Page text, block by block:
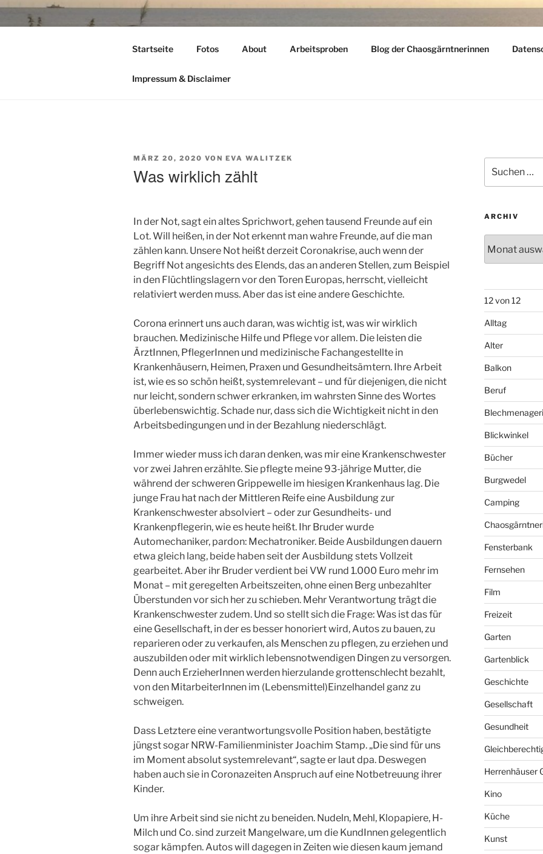
Zum
TIME TO FLY
Startseite Fotos About Arbeitsproben Blog der Chaosgärntnerinnen
Impressum & Disclaimer
VERÖFFENTLICHT
MÄRZ 20, 2020 VON EVA WALITZEK
Was wirklich zählt
In der Not, sagt ein altes Sprichwort, gehen tausend Freunde auf ein
Lot. Will heißen, in der Not erkennt man wahre Freunde, auf die man
zählen kann. Unsere Not heißt derzeit Coronakrise, auch wenn der
Begriff Not angesichts des Elends, das an anderen Stellen, zum Beispiel
in den Flüchtlingslagern vor den Toren Europas, herrscht, vielleicht
relativiert werden muss. Aber das ist eine andere Geschichte.
Corona erinnert uns auch daran, was wichtig ist, was wir wirklich
brauchen. Medizinische Hilfe und Pflege vor allem. Die leisten die
ÄrztInnen, PflegerInnen und medizinische Fachangestellte in
Krankenhäusern, Heimen, Praxen und Gesundheitsämtern. Ihre Arbeit
ist, wie es so schön heißt, systemrelevant – und für diejenigen, die nicht
nur leicht, sondern schwer erkranken, im wahrsten Sinne des Wortes
überlebenswichtig. Schade nur, dass sich die Wichtigkeit nicht in den
Arbeitsbedingungen und in der Bezahlung niederschlägt.
Immer wieder muss ich daran denken, was mir eine Krankenschwester
vor zwei Jahren erzählte. Sie pflegte meine 93-jährige Mutter, die
während der schweren Grippewelle im hiesigen Krankenhaus lag. Die
junge Frau hat nach der Mittleren Reife eine Ausbildung zur
Krankenschwester absolviert – oder zur Gesundheits- und
Krankenpflegerin, wie es heute heißt. Ihr Bruder wurde
Automechaniker, pardon: Mechatroniker. Beide Ausbildungen dauern
etwa gleich lang, beide haben seit der Ausbildung stets Vollzeit
gearbeitet. Aber ihr Bruder verdient bei VW rund 1.000 Euro mehr im
Monat – mit geregelten Arbeitszeiten, ohne einen Berg unbezahlter
Überstunden vor sich her zu schieben. Mehr Verantwortung trägt die
Krankenschwester zudem. Und so stellt sich die Frage: Was ist das für
eine Gesellschaft, in der es besser honoriert wird, Autos zu bauen, zu
reparieren oder zu verkaufen, als Menschen zu pflegen, zu erziehen und
auszubilden oder mit wirklich lebensnotwendigen Dingen zu versorgen.
Denn auch ErzieherInnen werden hierzulande grottenschlecht bezahlt,
von den MitarbeiterInnen im (Lebensmittel)Einzelhandel ganz zu
schweigen.
Dass Letztere eine verantwortungsvolle Position haben, bestätigte
jüngst sogar NRW-Familienminister Joachim Stamp. „Die sind für uns
im Moment absolut systemrelevant“, sagte er laut dpa. Deswegen
haben auch sie in Coronazeiten Anspruch auf eine Notbetreuung ihrer
Kinder.
Um ihre Arbeit sind sie nicht zu beneiden. Nudeln, Mehl, Klopapiere, H-
Milch und Co. sind zurzeit Mangelware, um die KundInnen gelegentlich
sogar kämpfen. Autos will dagegen in Zeiten wie diesen kaum jemand
nach:
ARCHIV
12 von 12
Alltag
Alter
Balkon
Beruf
Blickwinkel
Bücher
Burgwedel
Camping
Fensterbank
Fernsehen
Film
Freizeit
Garten
Gartenblick
Geschichte
Gesellschaft
Gesundheit
Herrenhäuser
Kino
Küche
Kunst